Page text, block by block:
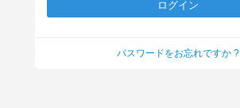
パスワードをお忘れですか ?